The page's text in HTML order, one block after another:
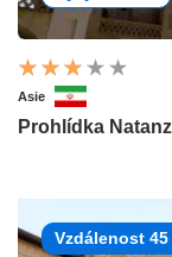
Asie
Prohlídka
Vzdálenost 45